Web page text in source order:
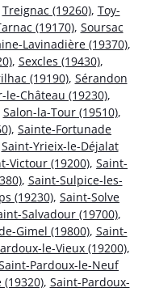
Treignac (19260), Toy-
(19170), Soursac
Lavinadière (19370),
, Sexcles (19430),
(19190), Sérandon
le-Château (19230),
Salon-la-Tour (19510),
, Sainte-Fortunade
Saint-Yrieix-le-Déjalat
Victour (19200), Saint-
, Saint-Sulpice-les-
(19230), Saint-Solve
Salvadour (19700),
Gimel (19800), Saint-
le-Vieux (19200),
Pardoux-le-Neuf
, Saint-Pardoux-